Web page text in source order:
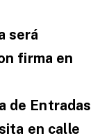
será
firma en
de Entradas
en calle